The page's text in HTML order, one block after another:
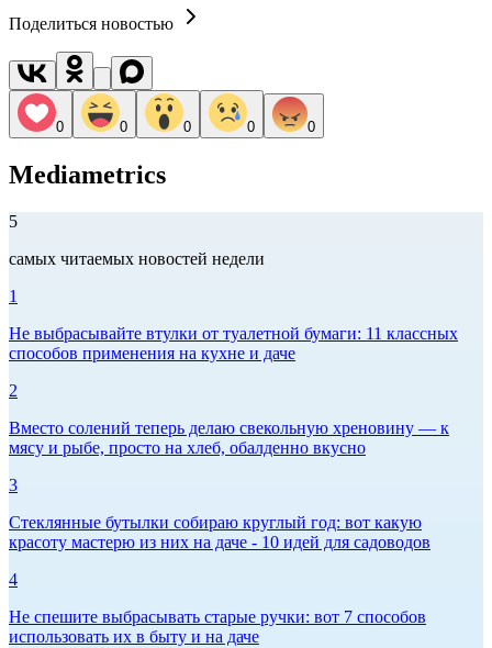
Поделиться новостью
0 0 0 0 0
Mediametrics
5
самых читаемых новостей недели
1
Не выбрасывайте втулки от туалетной бумаги: 11 классных
способов применения на кухне и даче
2
Вместо солений теперь делаю свекольную хреновину — к
мясу и рыбе, просто на хлеб, обалденно вкусно
3
Стеклянные бутылки собираю круглый год: вот какую
красоту мастерю из них на даче - 10 идей для садоводов
4
Не спешите выбрасывать старые ручки: вот 7 способов
использовать их в быту и на даче